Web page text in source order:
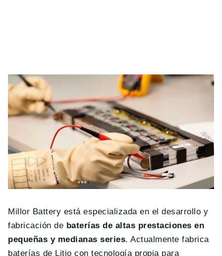
Millor Battery está especializada en el desarrollo y
fabricación de baterías de altas prestaciones en
pequeñas y medianas series. Actualmente fabrica
baterías de Litio con tecnología propia para